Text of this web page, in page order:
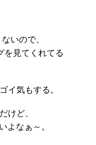
いので、
を見てくれてる
イ気もする。
けど、
よなぁ～。